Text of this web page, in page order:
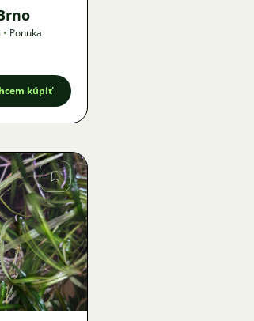
• Ponuka
kúpiť